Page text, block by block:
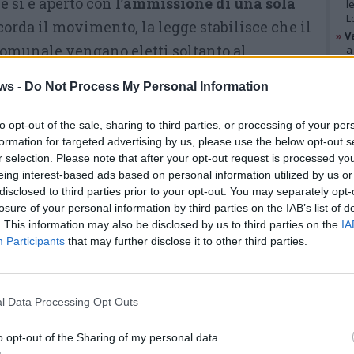
- Do Not Process My Personal Information
opt-out of the sale, sharing to third parties, or processing of your
for targeted advertising by us, please use the below opt-out
selection. Please note that after your opt-out request is processed
interest-based ads based on personal information utilized by us
to third parties prior to your opt-out. You may separately
of your personal information by third parties on the IAB’s list of
This information may also be disclosed by us to third parties on the
Participants that may further disclose it to other third parties.
Data Processing Opt Outs
opt-out of the Sharing of my personal data.
il movimento, la legge stabilisce che il
vengano eletti soltanto al
precise: la partecipazione al voto
aventi diritto
e la lista unica deve
dei voti validi. Al quorum contribuiscono
nulle. Se una delle due soglie non dovesse
verrebbe dichiarata nulla. In tale
un commissario
tra prefetti, viceprefetti o dirigenti della
con il compito di amministrare
le funzioni di sindaco,giunta e
»